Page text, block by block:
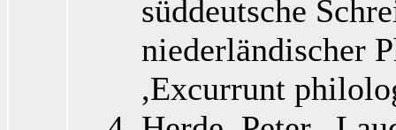
süddeutsche
niederländischer
,Excurrunt